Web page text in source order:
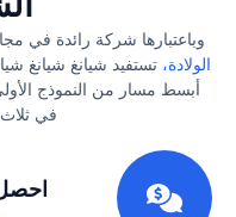
وباعتبارها شركة رائدة في
الولادة، تستفيد شيانغ شيانغ
أبسط مسار من النموذج
في